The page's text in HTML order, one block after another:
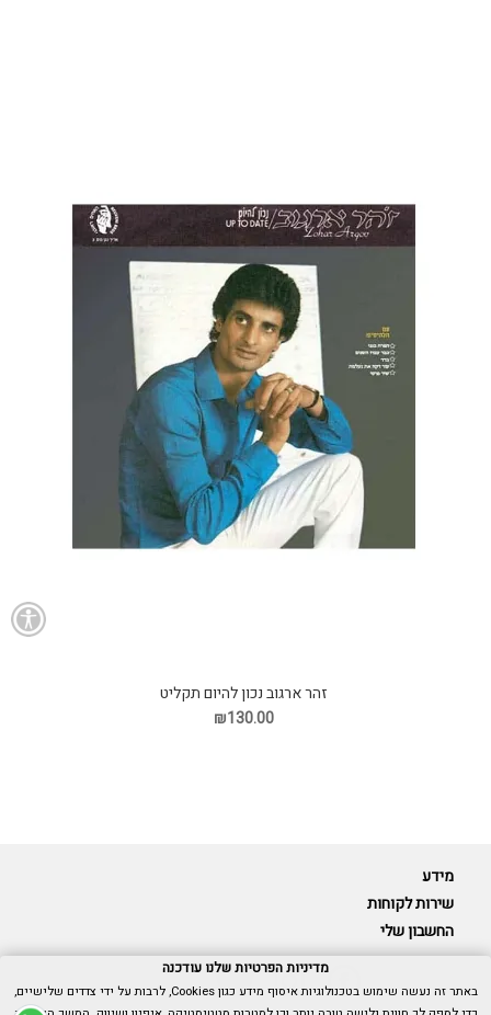
זהר ארגוב נכון להיום תקליט
₪130.00
מידע
שירות לקוחות
החשבון שלי
מדיניות הפרטיות שלנו עודכנה
באתר זה נעשה שימוש בטכנולוגיות איסוף מידע כגון Cookies, לרבות על ידי צדדים שלישיים,